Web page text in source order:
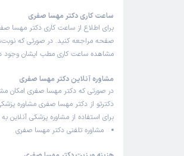
ساعت کاری دکتر مهسا صفری
برای اطلاع از ساعت کاری دکتر مهسا
صفحه مراجعه کنید. در صورتی که
مشاهده ساعت کاری مطب ایشان وجود
مشاوره آنلاین دکتر مهسا صفری
در صورتی که دکتر مهسا صفری امکان
دکترتو از دکتر مهسا صفری مشاوره
برای استفاده از مشاوره پزشکی آنلاین
مشاوره تلفنی دکتر مهسا صفری